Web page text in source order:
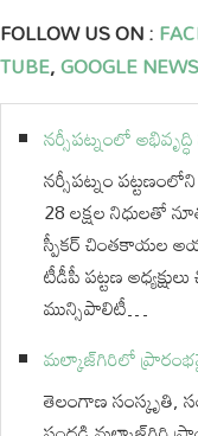
FOLLOW US ON :
TUBE,GOOGLE NEWS
నర్సీపట్నంలో అభివృద్ధి
నర్సీపట్నం
28 లక్షల నిధులతో
స్పీకర్ చింతకాయల
టీడీపీ పట్టణ
మున్సిపాలిటీ…
మల్కాజ్‌గిరిలో
తెలంగాణ సంస్కృతి,